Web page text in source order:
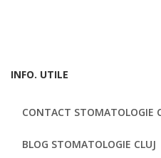
INFO. UTILE
CONTACT STOMATOLOGIE
BLOG STOMATOLOGIE CLUJ